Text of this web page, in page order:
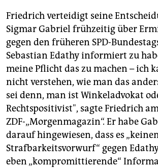
Friedrich verteidigt seine
Sigmar Gabriel frühzeitig über
gegen den früheren SPD-
Sebastian Edathy informiert zu
meine Pflicht das zu machen – ich
nicht verstehen, wie man das
sei denn, man ist Winkeladvokat
Rechtspositivist", sagte Friedrich
ZDF-„Morgenmagazin“. Er habe
darauf hingewiesen, dass es
Strafbarkeitsvorwurf“ gegen
eben „kompromittierende“